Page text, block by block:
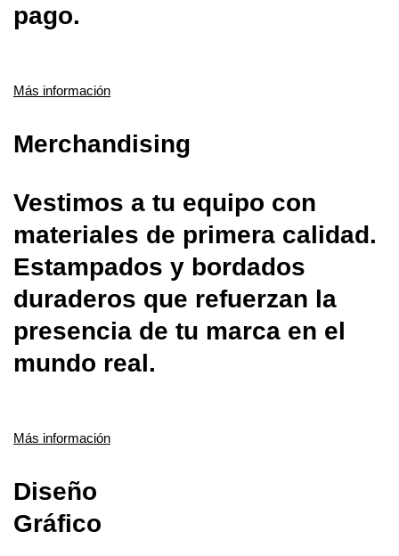
pago.
Más información
Merchandising
Vestimos a tu equipo con
materiales de primera calidad.
Estampados y bordados
duraderos que refuerzan la
presencia de tu marca en el
mundo real.
Más información
Diseño
Gráfico